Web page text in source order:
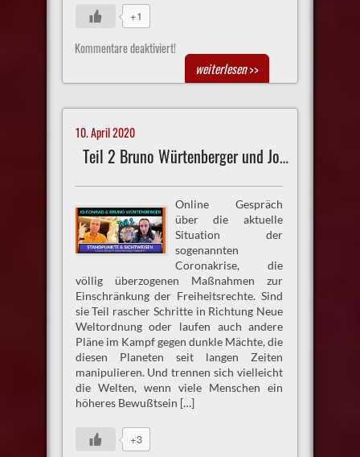
+1
Kommentare deaktiviert!
weiterlesen>>
10. April 2020
Teil 2 Bruno Würtenberger und Jo Conrad
Online Gespräch
über die aktuelle
Situation der
sogenannten
Coronakrise, die
völlig überzogenen Maßnahmen zur
Einschränkung der Freiheitsrechte. Sind
sie Teil rascher Schritte in Richtung Neue
Weltordnung oder laufen auch andere
Pläne im Kampf gegen dunkle Mächte, die
diesen Planeten seit langen Zeiten
manipulieren. Und trennen sich vielleicht
die Welten, wenn viele Menschen ein
höheres Bewußtsein […]
+3